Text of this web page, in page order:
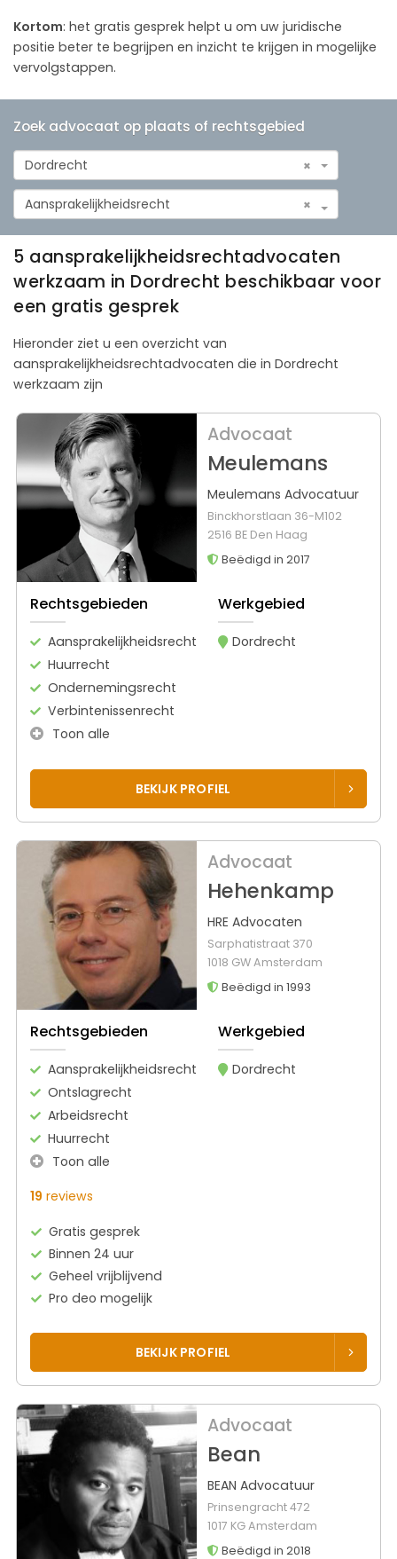
Kortom: het gratis gesprek helpt u om uw juridische
positie beter te begrijpen en inzicht te krijgen in mogelijke
vervolgstappen.
Zoek advocaat op plaats of rechtsgebied
×
Dordrecht
×
Aansprakelijkheidsrecht
5 aansprakelijkheidsrechtadvocaten
werkzaam in Dordrecht beschikbaar voor
een gratis gesprek
Hieronder ziet u een overzicht van
aansprakelijkheidsrechtadvocaten die in Dordrecht
werkzaam zijn
Advocaat
Meulemans
Meulemans Advocatuur
Binckhorstlaan 36-M102
2516 BE Den Haag
Beëdigd in 2017
Rechtsgebieden
Aansprakelijkheidsrecht
Huurrecht
Ondernemingsrecht
Verbintenissenrecht
Toon alle
Werkgebied
Dordrecht
BEKIJK PROFIEL
Advocaat
Hehenkamp
HRE Advocaten
Sarphatistraat 370
1018 GW Amsterdam
Beëdigd in 1993
Rechtsgebieden
Aansprakelijkheidsrecht
Ontslagrecht
Arbeidsrecht
Huurrecht
Toon alle
Werkgebied
Dordrecht
19 reviews
Gratis gesprek
Binnen 24 uur
Geheel vrijblijvend
Pro deo mogelijk
BEKIJK PROFIEL
Advocaat
Bean
BEAN Advocatuur
Prinsengracht 472
1017 KG Amsterdam
Beëdigd in 2018